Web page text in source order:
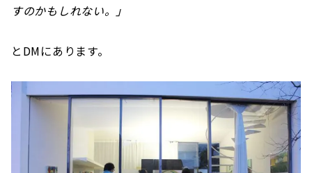
すのかもしれない。」
とDMにあります。